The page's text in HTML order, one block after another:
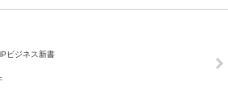
ビジネス新書